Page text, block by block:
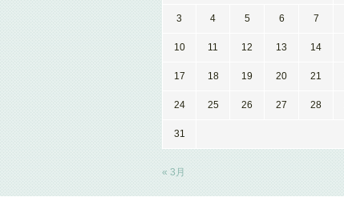
3 4 5 6 7
10 11 12 13 14
17 18 19 20 21
24 25 26 27 28
31
« 3月